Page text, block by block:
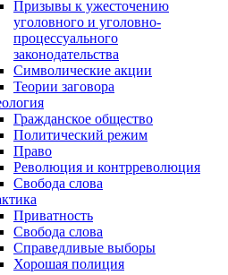
Призывы к ужесточению
уголовного и уголовно-
процессуального
законодательства
Символические акции
Теории заговора
Гражданское общество
Политический режим
Право
Революция и контрреволюция
Свобода слова
Приватность
Свобода слова
Справедливые выборы
Хорошая полиция